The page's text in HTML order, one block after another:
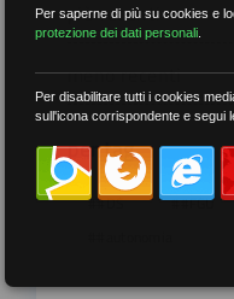
più recenti
meno recenti
per tag
##DS ##FGU
Per saperne di più su cookies e
protezione dei dati personali
Per disabilitare tutti i cookies
sull'icona corrispondente e segui